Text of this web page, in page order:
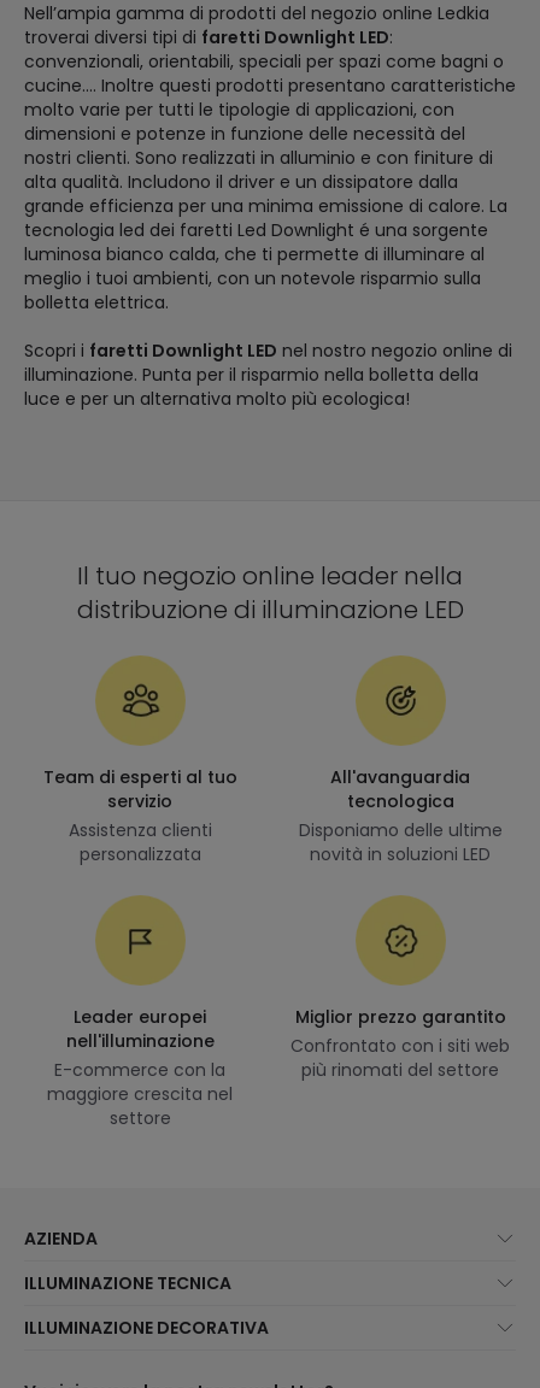
Nell’ampia gamma di prodotti del negozio online Ledkia
troverai diversi tipi di faretti Downlight LED:
convenzionali, orientabili, speciali per spazi come bagni o
cucine.... Inoltre questi prodotti presentano caratteristiche
molto varie per tutti le tipologie di applicazioni, con
dimensioni e potenze in funzione delle necessità del
nostri clienti. Sono realizzati in alluminio e con finiture di
alta qualità. Includono il driver e un dissipatore dalla
grande efficienza per una minima emissione di calore. La
tecnologia led dei faretti Led Downlight é una sorgente
luminosa bianco calda, che ti permette di illuminare al
meglio i tuoi ambienti, con un notevole risparmio sulla
bolletta elettrica.
Scopri i faretti Downlight LED nel nostro negozio online di
illuminazione. Punta per il risparmio nella bolletta della
luce e per un alternativa molto più ecologica!
Il tuo negozio online leader nella
distribuzione di illuminazione LED
Team di esperti al tuo
servizio
Assistenza clienti
personalizzata
All'avanguardia
tecnologica
Disponiamo delle ultime
novità in soluzioni LED
Leader europei
nell'illuminazione
E-commerce con la
maggiore crescita nel
settore
Miglior prezzo garantito
Confrontato con i siti web
più rinomati del settore
AZIENDA
Assistenza Clienti
Metodi di spedizione
ILLUMINAZIONE TECNICA
I migliori brand
ILLUMINAZIONE DECORATIVA